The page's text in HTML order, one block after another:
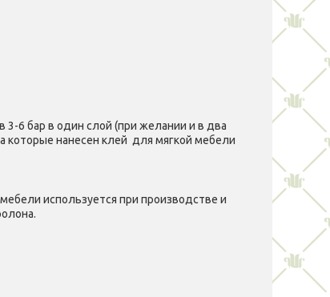
6 бар в один слой (при желании и в два
которые нанесен клей для мягкой мебели
используется при производстве и